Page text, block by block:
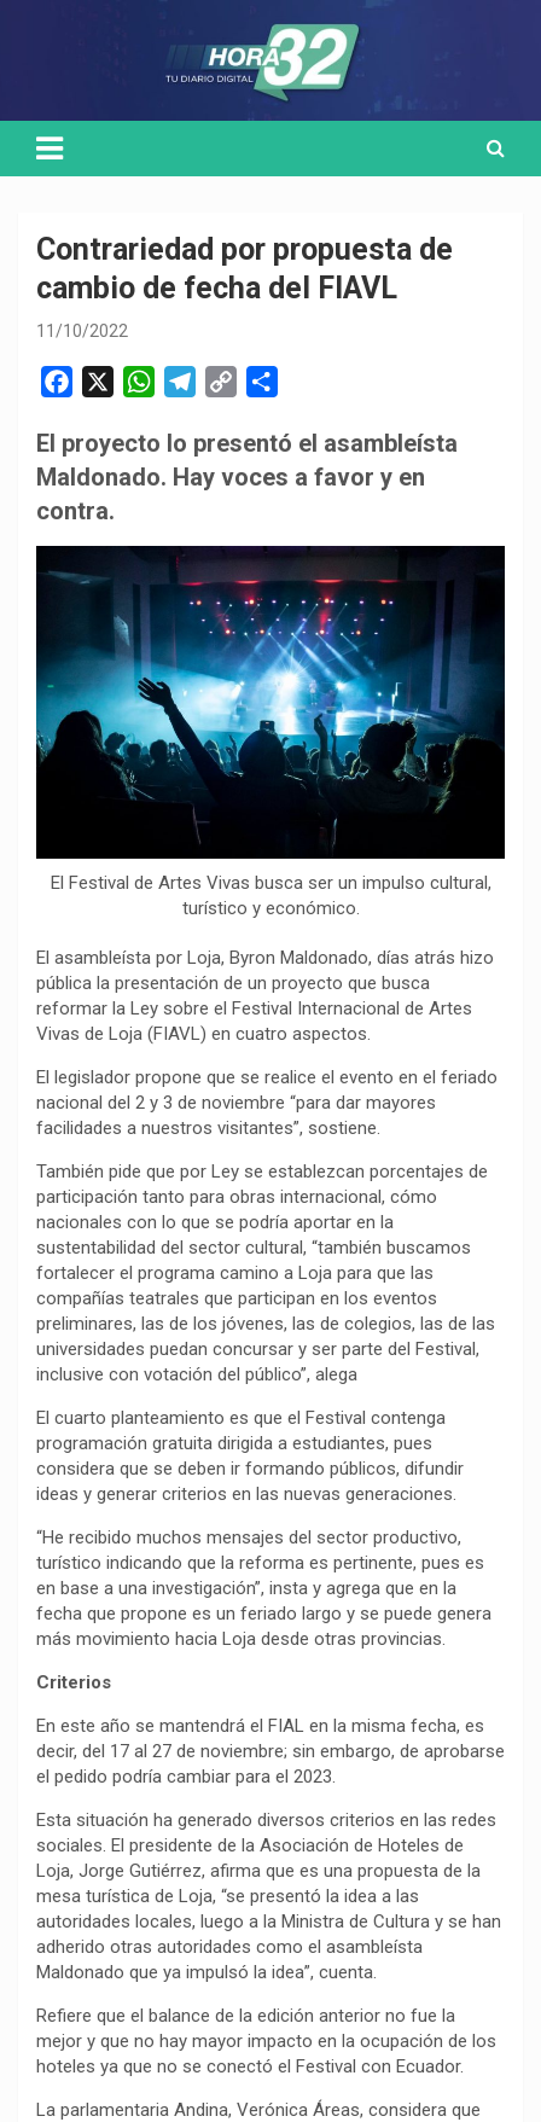
Contrariedad por propuesta de
cambio de fecha del FIAVL
11/10/2022
c
e
b
o
W
a
t
p
l
e
a
m
p
y
n
k
m
p
r
El proyecto lo presentó el asambleísta
Maldonado. Hay voces a favor y en
contra.
El Festival de Artes Vivas busca ser un impulso cultural,
turístico y económico.
El asambleísta por Loja, Byron Maldonado, días atrás hizo
pública la presentación de un proyecto que busca
reformar la Ley sobre el Festival Internacional de Artes
Vivas de Loja (FIAVL) en cuatro aspectos.
El legislador propone que se realice el evento en el feriado
nacional del 2 y 3 de noviembre “para dar mayores
facilidades a nuestros visitantes”, sostiene.
También pide que por Ley se establezcan porcentajes de
participación tanto para obras internacional, cómo
nacionales con lo que se podría aportar en la
sustentabilidad del sector cultural, “también buscamos
fortalecer el programa camino a Loja para que las
compañías teatrales que participan en los eventos
preliminares, las de los jóvenes, las de colegios, las de las
universidades puedan concursar y ser parte del Festival,
inclusive con votación del público”, alega
El cuarto planteamiento es que el Festival contenga
programación gratuita dirigida a estudiantes, pues
considera que se deben ir formando públicos, difundir
ideas y generar criterios en las nuevas generaciones.
“He recibido muchos mensajes del sector productivo,
turístico indicando que la reforma es pertinente, pues es
en base a una investigación”, insta y agrega que en la
fecha que propone es un feriado largo y se puede genera
más movimiento hacia Loja desde otras provincias.
Criterios
En este año se mantendrá el FIAL en la misma fecha, es
decir, del 17 al 27 de noviembre; sin embargo, de aprobarse
el pedido podría cambiar para el 2023.
Esta situación ha generado diversos criterios en las redes
sociales. El presidente de la Asociación de Hoteles de
Loja, Jorge Gutiérrez, afirma que es una propuesta de la
mesa turística de Loja, “se presentó la idea a las
autoridades locales, luego a la Ministra de Cultura y se han
adherido otras autoridades como el asambleísta
Maldonado que ya impulsó la idea”, cuenta.
Refiere que el balance de la edición anterior no fue la
mejor y que no hay mayor impacto en la ocupación de los
hoteles ya que no se conectó el Festival con Ecuador.
La parlamentaria Andina, Verónica Áreas, considera que